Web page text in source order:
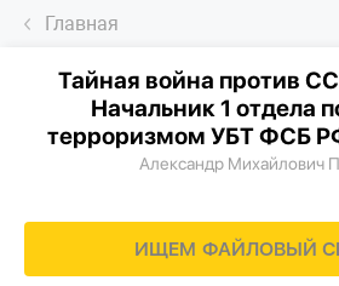
Главная
Тайная война против
Начальник 1 отдела
терроризмом УБТ ФСБ
Александр Михайлович
ИЩЕМ ФАЙЛОВЫЙ